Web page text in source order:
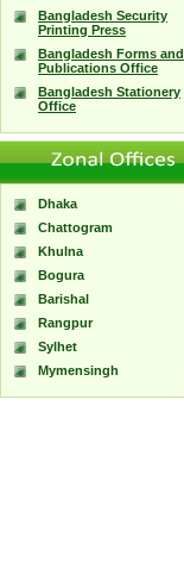
Bangladesh Security
Printing Press
Bangladesh Forms and
Publications Office
Bangladesh Stationery
Office
Dhaka
Chattogram
Khulna
Bogura
Barishal
Rangpur
Sylhet
Mymensingh